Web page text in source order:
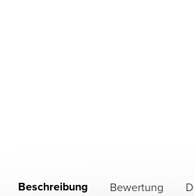
Beschreibung Bewertung